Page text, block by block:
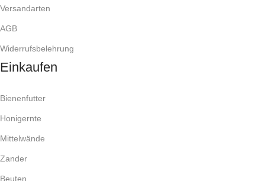
Versandarten
AGB
Widerrufsbelehrung
Einkaufen
Bienenfutter
Honigernte
Mittelwände
Zander
Beuten